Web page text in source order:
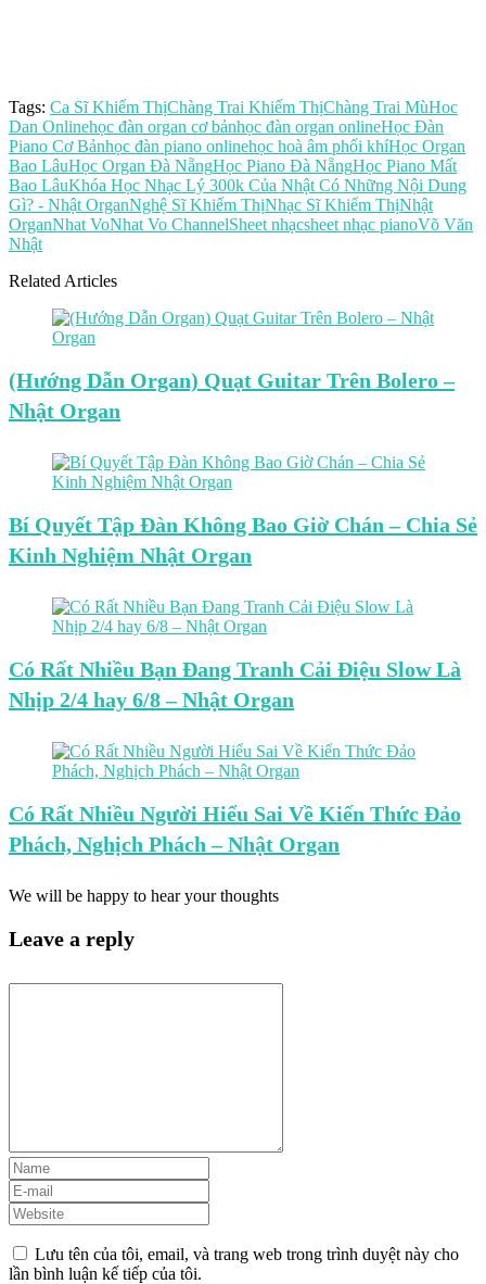
Tags: Ca Sĩ Khiếm ThịChàng Trai Khiếm ThịChàng Trai MùHoc
Dan Onlinehọc đàn organ cơ bảnhọc đàn organ onlineHọc Đàn
Piano Cơ Bảnhọc đàn piano onlinehọc hoà âm phối khíHọc Organ
Bao LâuHọc Organ Đà NẵngHọc Piano Đà NẵngHọc Piano Mất
Bao LâuKhóa Học Nhạc Lý 300k Của Nhật Có Những Nội Dung
Gì? - Nhật OrganNghệ Sĩ Khiếm ThịNhạc Sĩ Khiếm ThịNhật
OrganNhat VoNhat Vo ChannelSheet nhạcsheet nhạc pianoVõ Văn
Nhật
Related Articles
(Hướng Dẫn Organ) Quạt Guitar Trên Bolero –
Nhật Organ
Bí Quyết Tập Đàn Không Bao Giờ Chán – Chia Sẻ
Kinh Nghiệm Nhật Organ
Có Rất Nhiều Bạn Đang Tranh Cải Điệu Slow Là
Nhịp 2/4 hay 6/8 – Nhật Organ
Có Rất Nhiều Người Hiểu Sai Về Kiến Thức Đảo
Phách, Nghịch Phách – Nhật Organ
We will be happy to hear your thoughts
Leave a reply
Lưu tên của tôi, email, và trang web trong trình duyệt này cho
lần bình luận kế tiếp của tôi.